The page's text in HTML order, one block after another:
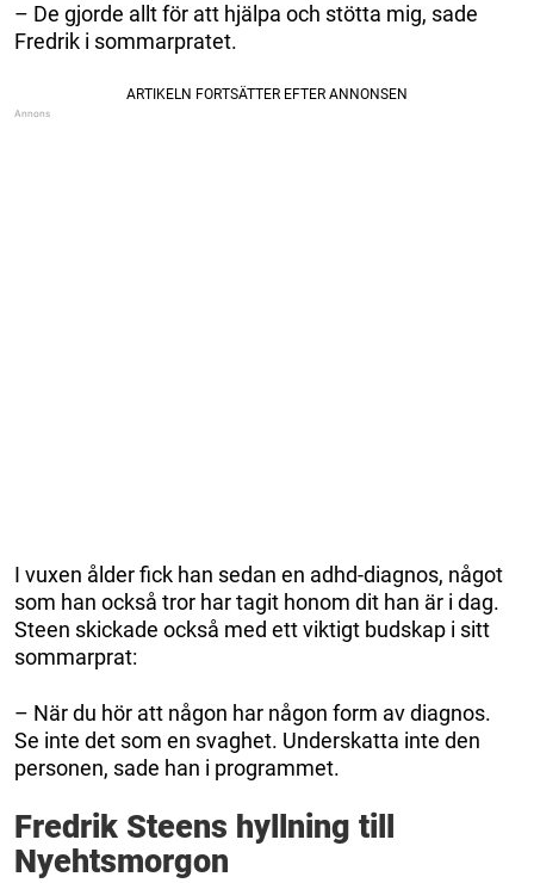
– De gjorde allt för att hjälpa och stötta mig, sade
Fredrik i sommarpratet.
I vuxen ålder fick han sedan en adhd-diagnos, något
som han också tror har tagit honom dit han är i dag.
Steen skickade också med ett viktigt budskap i sitt
sommarprat:
– När du hör att någon har någon form av diagnos.
Se inte det som en svaghet. Underskatta inte den
personen, sade han i programmet.
Fredrik Steens hyllning till
Nyehtsmorgon